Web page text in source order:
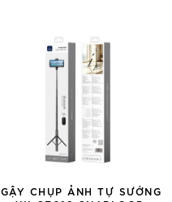
GẬY CHỤP ẢNH TỰ SƯỚNG